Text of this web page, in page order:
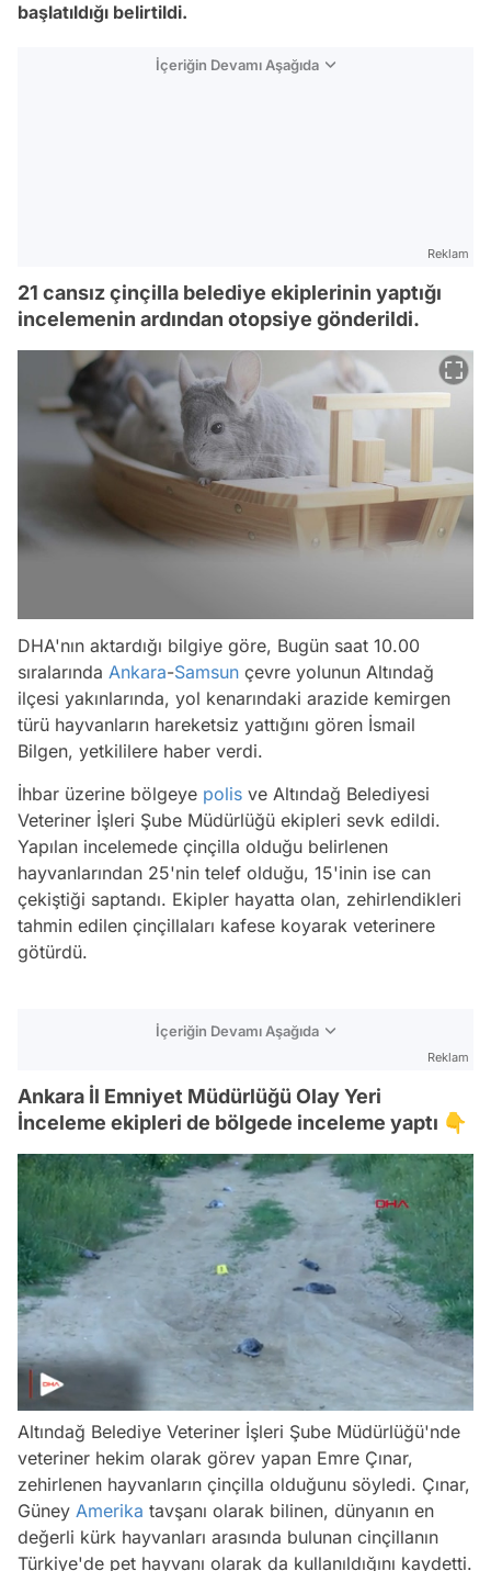
başlatıldığı belirtildi.
İçeriğin Devamı Aşağıda
Reklam
21 cansız çinçilla belediye ekiplerinin yaptığı
incelemenin ardından otopsiye gönderildi.
DHA'nın aktardığı bilgiye göre, Bugün saat 10.00
sıralarında Ankara-Samsun çevre yolunun Altındağ
ilçesi yakınlarında, yol kenarındaki arazide kemirgen
türü hayvanların hareketsiz yattığını gören İsmail
Bilgen, yetkililere haber verdi.
İhbar üzerine bölgeye polis ve Altındağ Belediyesi
Veteriner İşleri Şube Müdürlüğü ekipleri sevk edildi.
Yapılan incelemede çinçilla olduğu belirlenen
hayvanlarından 25'nin telef olduğu, 15'inin ise can
çekiştiği saptandı. Ekipler hayatta olan, zehirlendikleri
tahmin edilen çinçillaları kafese koyarak veterinere
götürdü.
İçeriğin Devamı Aşağıda
Reklam
Ankara İl Emniyet Müdürlüğü Olay Yeri
İnceleme ekipleri de bölgede inceleme yaptı 👇
Altındağ Belediye Veteriner İşleri Şube Müdürlüğü'nde
veteriner hekim olarak görev yapan Emre Çınar,
zehirlenen hayvanların çinçilla olduğunu söyledi. Çınar,
Güney Amerika tavşanı olarak bilinen, dünyanın en
değerli kürk hayvanları arasında bulunan cinçillanın
Türkiye'de pet hayvanı olarak da kullanıldığını kaydetti.